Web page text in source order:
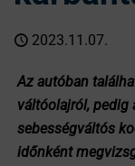
2023.11.07.
Az autóban
váltóolajról, pedig
sebességváltós
időnként